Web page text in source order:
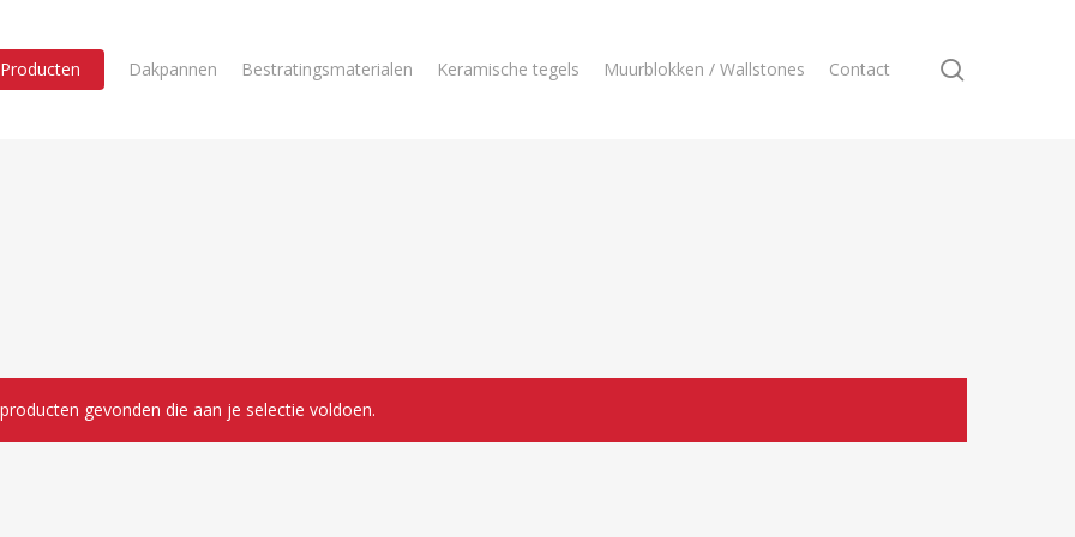
Producten Dakpannen Bestratingsmaterialen Keramische tegels Muurblokken / Wallstones Contact
gevonden die aan je selectie voldoen.